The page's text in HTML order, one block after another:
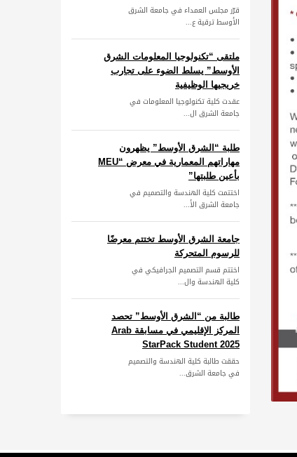
قرّر مجلس العمداء في جامعة الشرق
الأوسط ترقية ع...
ملتقى “تكنولوجيا المعلومات الشرق
الأوسط” يسلط الضوء على تجارب
خريجيها الوظيفية
عقدت كلية تكنولوجيا المعلومات في
جامعة الشرق ال...
طلبة “الشرق الأوسط” يظهرون
مهاراتهم المعمارية في معرض “MEU
بأعين طلبتها”
اختتمت كلية الهندسة والتصميم في
جامعة الشرق الأ...
جامعة الشرق الأوسط تختتم معرضًا
للرسوم المتحركة
اختتم قسم التصميم الجرافيكي في
كلية الهندسة وال...
طالبة من “الشرق الأوسط” تحصد
المركز الإقليمي في مسابقة Arab
StarPack Student 2025
حققت طالبة كلية الهندسة والتصميم
في جامعة الشرق...